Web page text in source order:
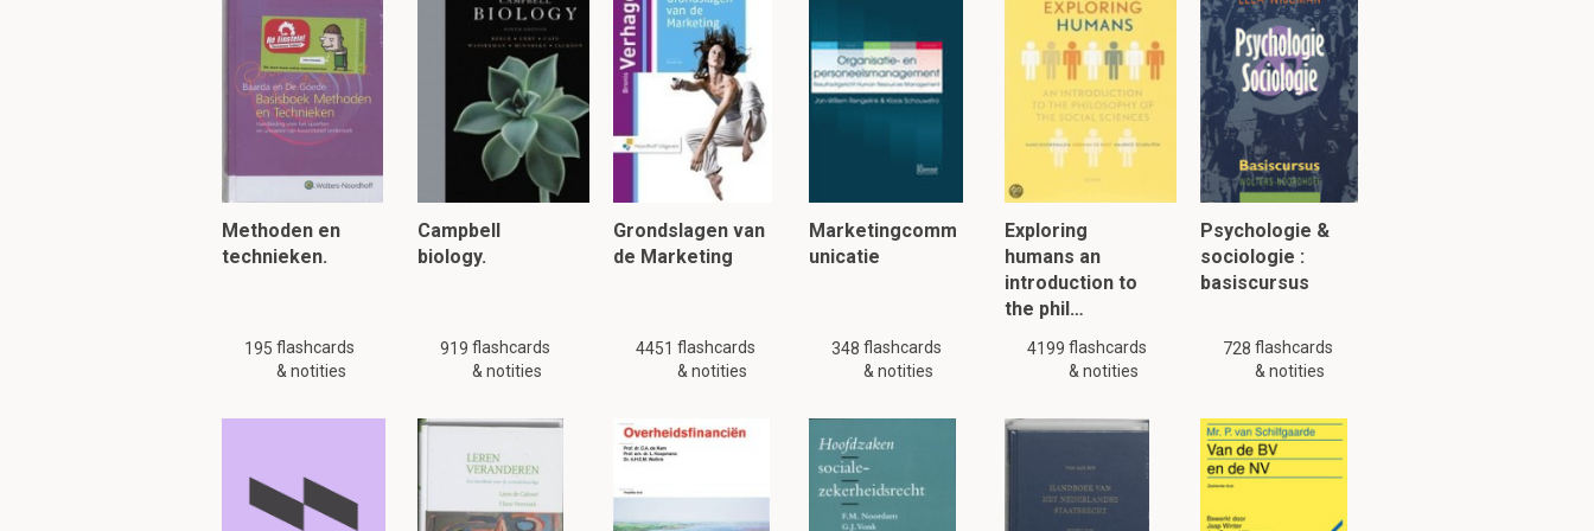
- Een beheer dat streeft naar overgangen tussen levensgemeenschappen op verschillende schalen.
1.2 Hoe is natuurontwikkeling te sturen?
Dit is een preview. Er zijn 11 andere flashcards beschikbaar voor hoofdstuk 1.2
Wat bedoelen natuurwetenschappers met een evenwichtsproces?
- De wisselwerking tussen landschapscomponenten is ongelijk van grootte en belang.
- De landschapscomponenten in het rangorde model zijn hiërarchisch geordend.
Methoden en
technieken.
195 flashcards
& notities
Campbell
biology.
919 flashcards
& notities
Grondslagen van
de Marketing
4451 flashcards
& notities
Marketingcomm
unicatie
348 flashcards
& notities
Exploring
humans an
introduction to
the phil…
4199 flashcards
& notities
Psychologie &
sociologie :
basiscursus
728 flashcards
& notities